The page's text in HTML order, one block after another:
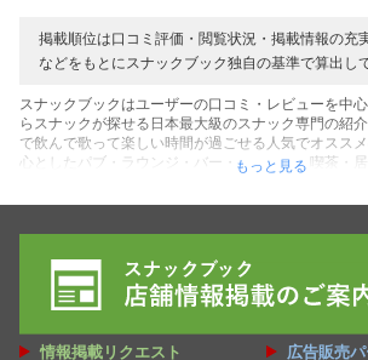
掲載順位は口コミ評価・閲覧状況・掲載情報の充
などをもとにスナックブック独自の基準で算出し
スナックブックはユーザーの口コミ・レビューを中
らスナックが探せる日本最大級のスナック専門の紹
で飲んで歌って楽しい時間が過ごせる人気でオスス
心としたパブ・ラウンジ・バー・カラオケ・喫茶・
に、表示順でのスナック人気ランキングなど、浜頓
動画からも確認できるコンテンツもご用意！料金シ
に合う素敵なお店を探してください♪ぜひ浜頓別町に
場所）が見つかれば嬉しいです！貴方の人生の１ペ
もっと見る
情報掲載リクエスト 広告販売